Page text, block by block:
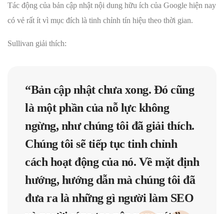
Tác động của bản cập nhật nội dung hữu ích của Google hiện nay
có vẻ rất ít vì mục đích là tinh chỉnh tín hiệu theo thời gian.
Sullivan giải thích:
“Bản cập nhật chưa xong. Đó cũng
là một phần của nỗ lực không
ngừng, như chúng tôi đã giải thích.
Chúng tôi sẽ tiếp tục tinh chỉnh
cách hoạt động của nó. Về mặt định
hướng, hướng dẫn mà chúng tôi đã
đưa ra là những gì người làm SEO